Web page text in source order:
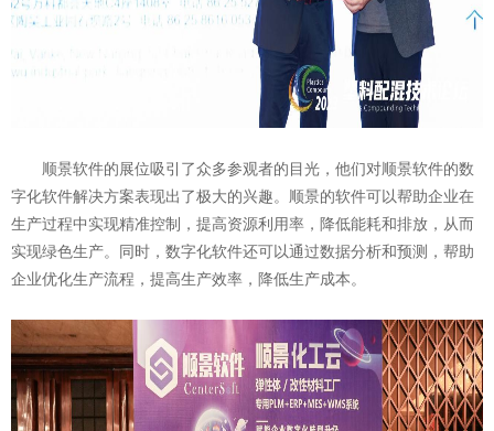
顺景软件的展位吸引了众多参观者的目光，他们对顺景软件的数
字化软件解决方案表现出了极大的兴趣。顺景的软件可以帮助企业在
生产过程中实现精准控制，提高资源利用率，降低能耗和排放，从而
实现绿色生产。同时，数字化软件还可以通过数据分析和预测，帮助
企业优化生产流程，提高生产效率，降低生产成本。